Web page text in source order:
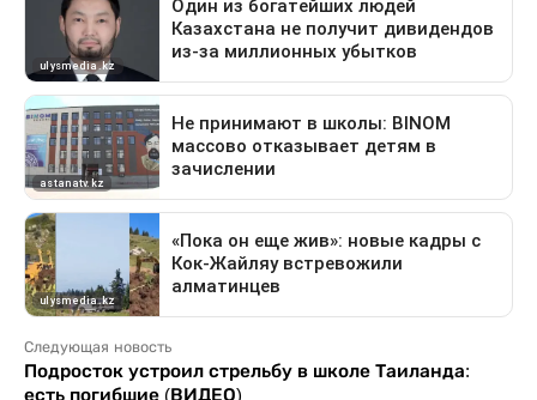
Следующая новость
Подросток устроил стрельбу в школе Таиланда:
есть погибшие (ВИДЕО)